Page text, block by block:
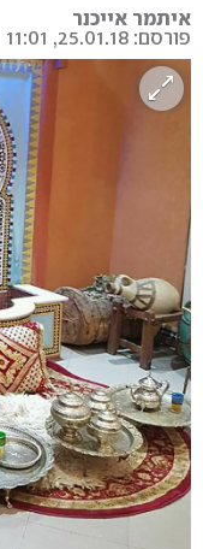
איתמר אייכנר
פורסם: 25.01.18, 11:01